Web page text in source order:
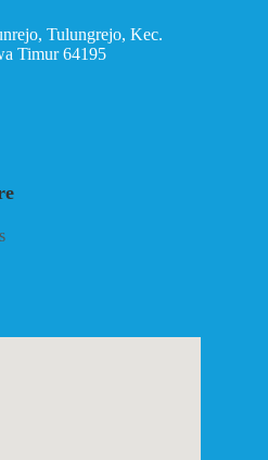
Tulungrejo, Kec.
Timur 64195